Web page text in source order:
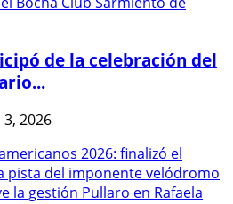
de la celebración del
3, 2026